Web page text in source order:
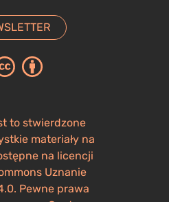
to stwierdzone
materiały na
na licencji
Uznanie
Pewne prawa